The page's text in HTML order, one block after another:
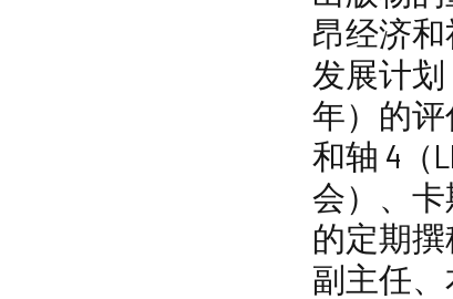
昂经济
发展计划
年）的评
和轴 4（
会）、
的定期
副主任、